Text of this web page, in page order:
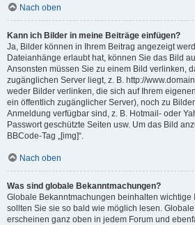
Nach oben
Kann ich Bilder in meine Beiträge einfügen?
Ja, Bilder können in Ihrem Beitrag angezeigt
Dateianhänge erlaubt hat, können Sie das Bild
Ansonsten müssen Sie zu einem Bild verlinken,
zugänglichen Server liegt, z. B. http://
weder Bilder verlinken, die sich auf Ihrem
ein öffentlich zugänglicher Server), noch zu
Anmeldung verfügbar sind, z. B. Hotmail- oder
Passwort geschützte Seiten usw. Um das Bild
BBCode-Tag „[img]“.
Nach oben
Was sind globale Bekanntmachungen?
Globale Bekanntmachungen beinhalten wichtige
sollten Sie sie so bald wie möglich lesen.
erscheinen ganz oben in jedem Forum und